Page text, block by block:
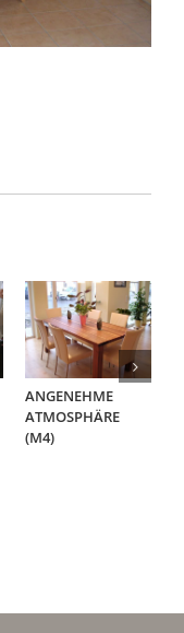
ANGENEHME
ATMOSPHÄRE
(M4)